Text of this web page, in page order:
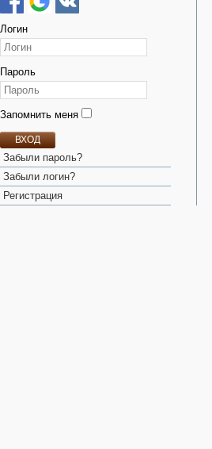
Логин
Пароль
Запомнить меня
ВХОД
Забыли пароль?
Забыли логин?
Регистрация